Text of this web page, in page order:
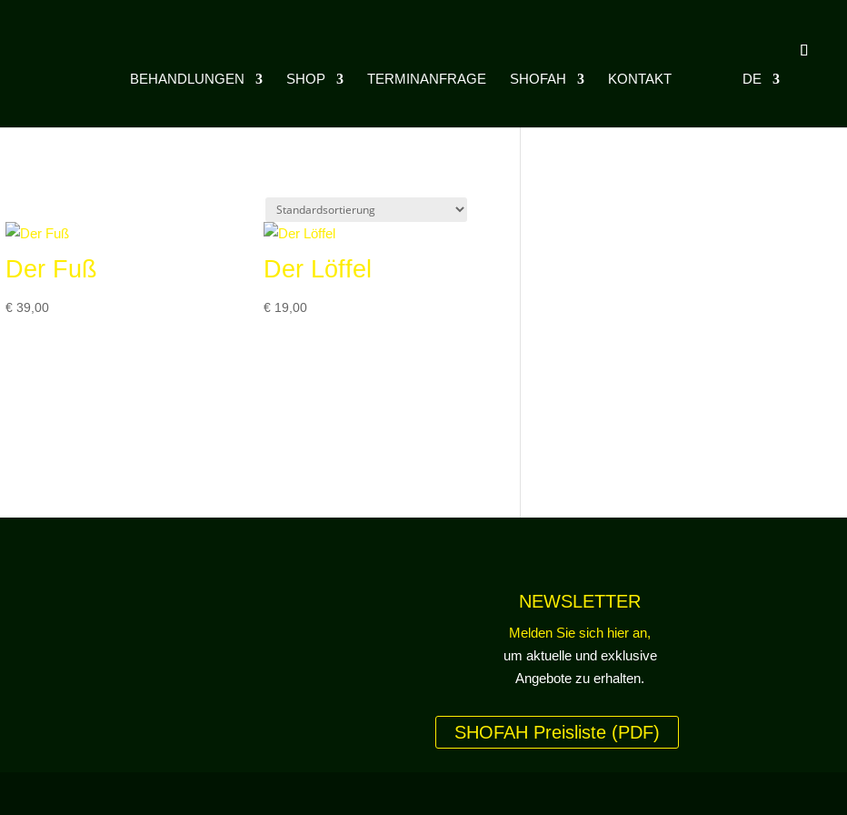
BEHANDLUNGEN SHOP TERMINANFRAGE SHOFAH KONTAKT DE
Der Fuß
€39,00
Der Löffel
€19,00
NEWSLETTER
Melden Sie sich hier an,
um aktuelle und exklusive
Angebote zu erhalten.
SHOFAH Preisliste (PDF)